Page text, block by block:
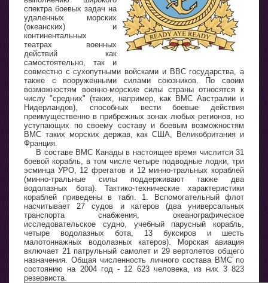
спектра боевых задач на
удаленных морских
(океанских) и
континентальных
театрах военных
действий как
самостоятельно, так и
совместно с сухопутными войсками и ВВС государства, а
также с вооруженными силами союзников. По своим
возможностям военно-морские силы страны относятся к
числу "средних" (таких, например, как ВМС Австралии и
Нидерландов), способных вести боевые действия
преимущественно в прибрежных зонах любых регионов, но
уступающих по своему составу и боевым возможностям
ВМС таких морских держав, как США, Великобритания и
Франция.
В составе ВМС Канады в настоящее время числится 31
боевой корабль, в том числе четыре подводные лодки, три
эсминца УРО, 12 фрегатов и 12 минно-тральных кораблей
(минно-тральные силы поддерживают также два
водолазных бота). Тактико-технические характеристики
кораблей приведены в табл. 1. Вспомогательный флот
насчитывает 27 судов и катеров (два универсальных
транспорта снабжения, океанографическое
исследовательское судно, учебный парусный корабль,
четыре водолазных бота, 13 буксиров и шесть
малотоннажных водолазных катеров). Морская авиация
включает 21 патрульный самолет и 29 вертолетов общего
назначения. Общая численность личного состава ВМС по
состоянию на 2004 год - 12 623 человека, из них 3 823
резервиста.